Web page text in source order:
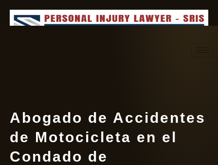
Abogado de Accidentes
de Motocicleta en el
Condado de